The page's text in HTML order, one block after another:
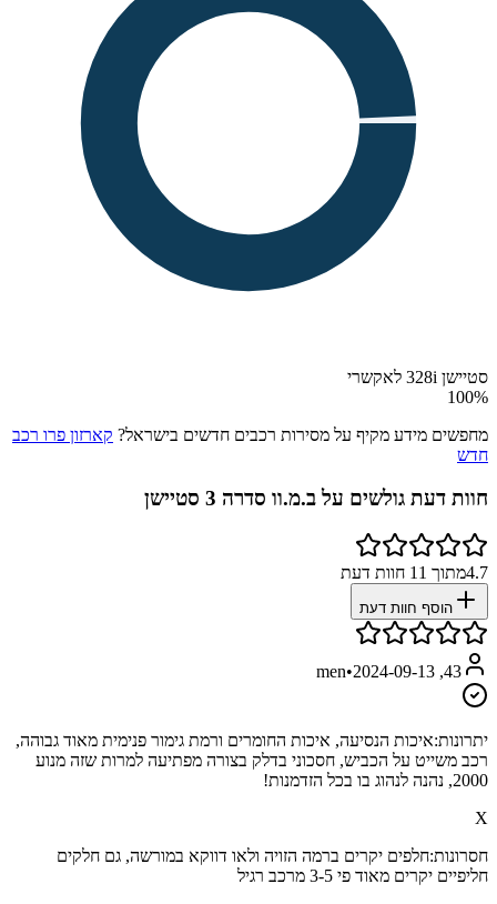
סטיישן 328i לאקשרי
100%
מחפשים מידע מקיף על מסירות רכבים חדשים בישראל? קארזון פרו רכב
חדש
חוות דעת גולשים עלב.מ.וו סדרה 3 סטיישן
4.7מתוך 11 חוות דעת
הוסף חוות דעת
43, men
•2024-09-13
יתרונות:איכות הנסיעה, איכות החומרים ורמת גימור פנימית מאוד גבוהה,
רכב משייט על הכביש, חסכוני בדלק בצורה מפתיעה למרות שזה מנוע
2000, נהנה לנהוג בו בכל הזדמנות!
X
חסרונות:חלפים יקרים ברמה הזויה ולאו דווקא במורשה, גם חלקים
חליפיים יקרים מאוד פי 3-5 מרכב רגיל